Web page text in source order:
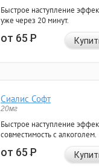
Быстрое наступление
уже через 20 минут.
от 65Р
Сиалис Софт
20мг
Быстрое наступление
совместимость с алкоголем.
от 65Р